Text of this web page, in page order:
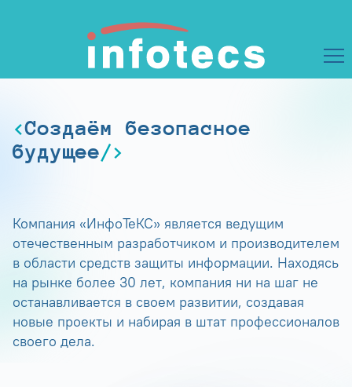
Создаём безопасное
будущее
Компания «ИнфоТеКС» является ведущим
отечественным разработчиком и производителем
в области средств защиты информации. Находясь
на рынке более 30 лет, компания ни на шаг не
останавливается в своем развитии, создавая
новые проекты и набирая в штат профессионалов
своего дела.